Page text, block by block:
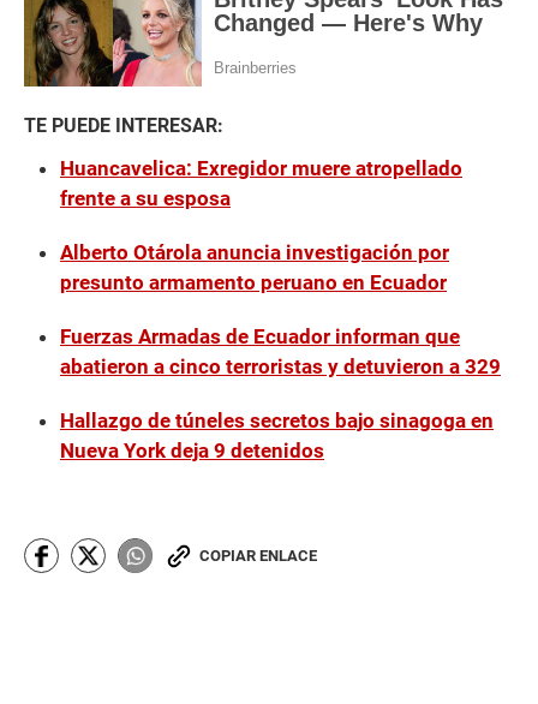
TE PUEDE INTERESAR:
Huancavelica: Exregidor muere atropellado
frente a su esposa
Alberto Otárola anuncia investigación por
presunto armamento peruano en Ecuador
Fuerzas Armadas de Ecuador informan que
abatieron a cinco terroristas y detuvieron a 329
Hallazgo de túneles secretos bajo sinagoga en
Nueva York deja 9 detenidos
COPIAR ENLACE